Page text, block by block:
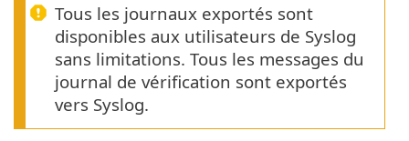
Tous les journaux exportés sont
disponibles aux utilisateurs de Syslog
sans limitations. Tous les messages du
journal de vérification sont exportés
vers Syslog.